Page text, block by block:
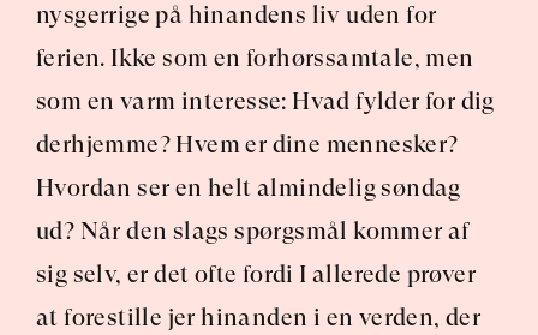
nysgerrige på hinandens liv uden for
ferien. Ikke som en forhørssamtale, men
som en varm interesse: Hvad fylder for dig
derhjemme? Hvem er dine mennesker?
Hvordan ser en helt almindelig søndag
ud? Når den slags spørgsmål kommer af
sig selv, er det ofte fordi I allerede prøver
at forestille jer hinanden i en verden, der